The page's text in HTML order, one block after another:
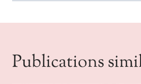
Publications